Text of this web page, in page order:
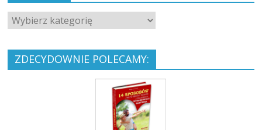
ZDECYDOWNIE POLECAMY: